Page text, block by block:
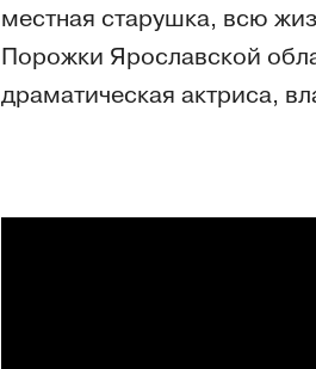
местная старушка, всю
Порожки Ярославской
драматическая актриса,